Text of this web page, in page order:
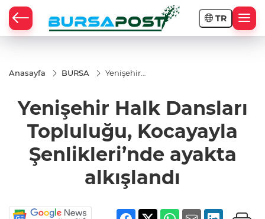
TR
Anasayfa BURSA
Yenişehir
Kocayayla
Şenlikleri’nde
alkışlandı
Yenişehir Halk Dansları
Topluluğu, Kocayayla
Şenlikleri’nde ayakta
alkışlandı